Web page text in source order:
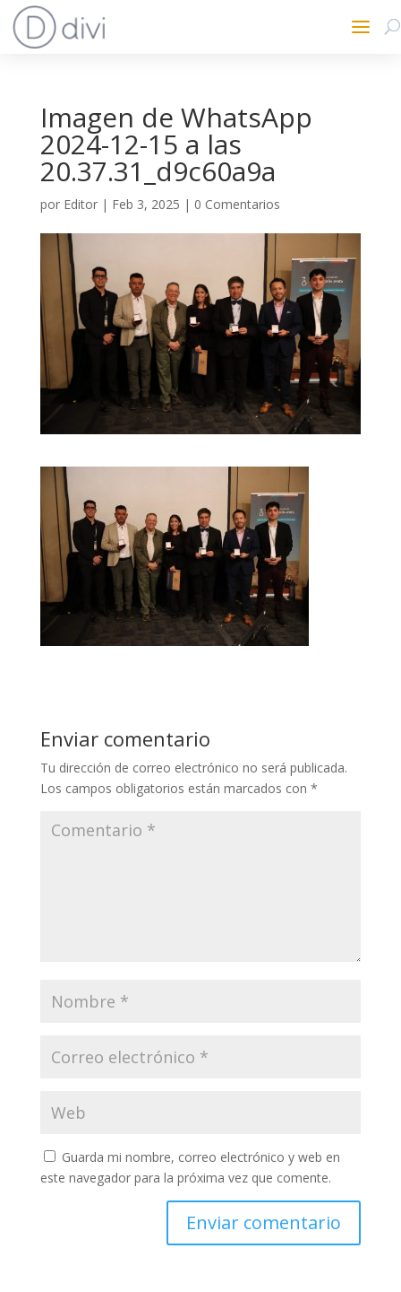
Imagen de WhatsApp
2024-12-15 a las
20.37.31_d9c60a9a
por Editor| Feb 3, 2025 | 0 Comentarios
Enviar comentario
Tu dirección de correo electrónico no será publicada.
Los campos obligatorios están marcados con *
Guarda mi nombre, correo electrónico y web en
este navegador para la próxima vez que comente.